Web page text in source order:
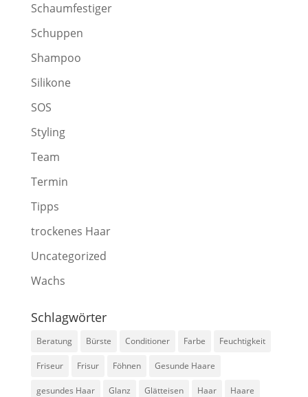
Schaumfestiger
Schuppen
Shampoo
Silikone
SOS
Styling
Team
Termin
Tipps
trockenes Haar
Uncategorized
Wachs
Schlagwörter
Beratung Bürste Conditioner Farbe Feuchtigkeit
Friseur Frisur Föhnen Gesunde Haare
gesundes Haar Glanz Glätteisen Haar Haare